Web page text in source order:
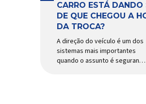
CARRO ESTÁ DANDO
DE QUE CHEGOU A
DA TROCA?
A direção do veículo é um dos
sistemas mais importantes
quando o assunto é segurança,